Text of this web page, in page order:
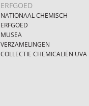
ERFGOED
NATIONAAL CHEMISCH
ERFGOED
MUSEA
VERZAMELINGEN
COLLECTIE CHEMICALIËN UVA